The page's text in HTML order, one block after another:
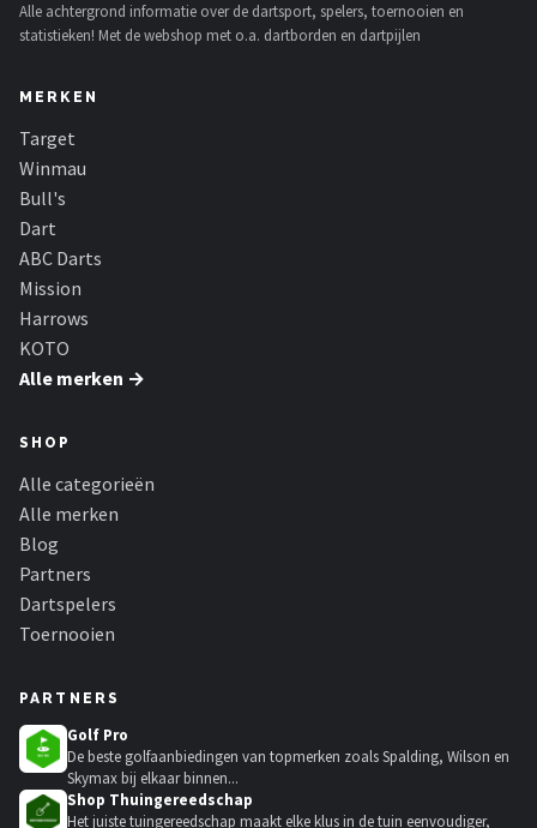
Alle achtergrond informatie over de dartsport, spelers, toernooien en
statistieken! Met de webshop met o.a. dartborden en dartpijlen
MERKEN
Target
Winmau
Bull's
Dart
ABC Darts
Mission
Harrows
KOTO
Alle merken →
SHOP
Alle categorieën
Alle merken
Blog
Partners
Dartspelers
Toernooien
PARTNERS
Golf Pro
De beste golfaanbiedingen van topmerken zoals Spalding, Wilson en
Skymax bij elkaar binnen...
Shop Thuingereedschap
Het juiste tuingereedschap maakt elke klus in de tuin eenvoudiger,